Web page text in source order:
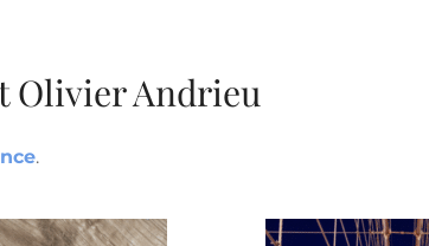
Olivier Andrieu
.